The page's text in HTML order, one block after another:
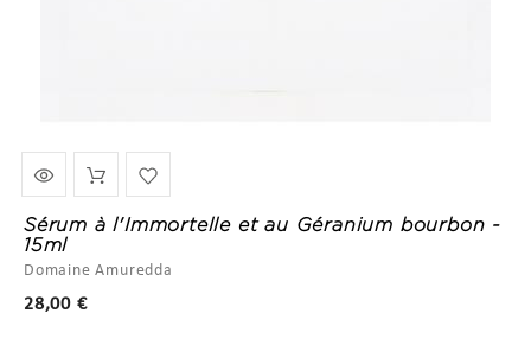
Sérum à l'Immortelle et au Géranium bourbon -
15ml
Domaine Amuredda
28,00 €